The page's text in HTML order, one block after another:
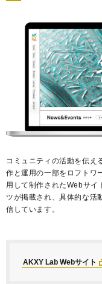
コミュニティの活動を伝え
作と運用の一部をロフトワ
用して制作されたWebサイ
ツが掲載され、具体的な活
信しています。
AKXY Lab Webサイト